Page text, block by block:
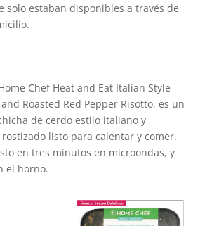
solo estaban disponibles a través de
Chef Heat and Eat Italian Style
and Roasted Red Pepper Risotto, es un
de cerdo estilo italiano y
listo para calentar y comer.
en tres minutos en microondas, y
el horno.